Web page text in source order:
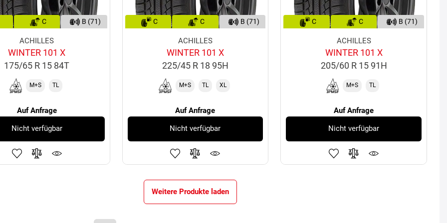
C B (71)
ACHILLES
WINTER 101 X
175/65 R 15 84T
M+S TL
Auf Anfrage
Nicht verfügbar
C C B (71)
ACHILLES
WINTER 101 X
225/45 R 18 95H
M+S TL XL
Auf Anfrage
Nicht verfügbar
C C B (71)
ACHILLES
WINTER 101 X
205/60 R 15 91H
M+S TL
Auf Anfrage
Nicht verfügbar
Weitere Produkte laden